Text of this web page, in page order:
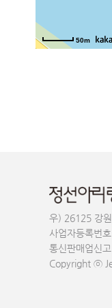
50m
우) 26125 강
사업자등록번
통신판매업신
Copyright ⓒ